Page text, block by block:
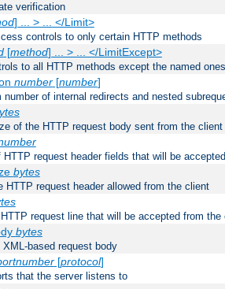
verification
] ... > ... </Limit>
controls to only certain HTTP methods
[method] ... > ... </LimitExcept>
to all HTTP methods except the named ones
number[number]
number of internal redirects and nested
of the HTTP request body sent from the client
HTTP request header fields that will be
bytes
HTTP request header allowed from the client
request line that will be accepted from the
bytes
based request body
[protocol]
that the server listens to